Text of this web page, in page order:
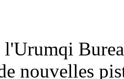
l'Urumqi
nouvelles